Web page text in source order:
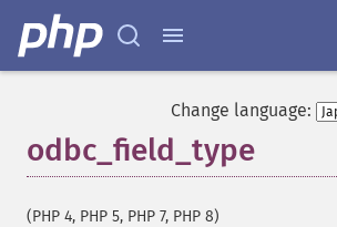
Change language:
odbc_field_type
(PHP 4, PHP 5, PHP 7, PHP 8)